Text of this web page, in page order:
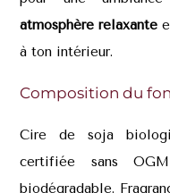
atmosphère relaxante
à ton intérieur.
Composition du
Cire de soja
certifiée sans
biodégradable.